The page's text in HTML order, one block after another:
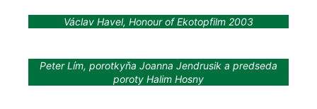
Václav Havel, Honour of Ekotopfilm 2003
Peter Lím, porotkyňa Joanna Jendrusik a predseda
poroty Halim Hosny